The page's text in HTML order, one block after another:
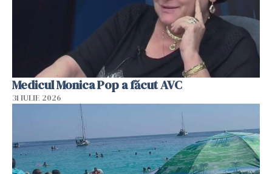
Medicul Monica Pop a făcut AVC
31 IULIE 2026